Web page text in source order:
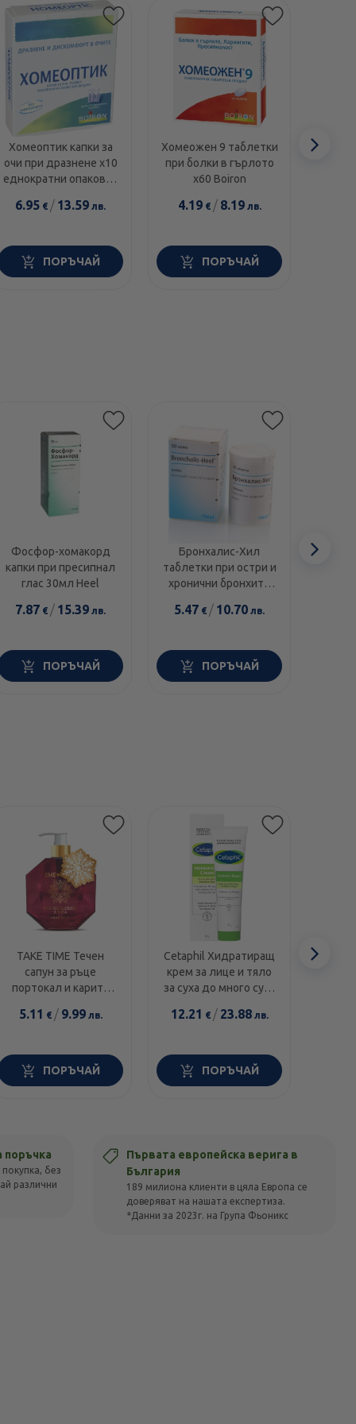
Хомеоптик капки за
очи при дразнене х10
еднократни опаковки
6.95 € / 13.59 лв.
ПОРЪЧАЙ
Хомеожен 9 таблетки
при болки в гърлото
х60 Boiron
4.19€ / 8.19лв.
ПОРЪЧАЙ
Фосфор-хомакорд
капки при пресипнал
глас 30мл Heel
7.87 € / 15.39 лв.
ПОРЪЧАЙ
Бронхалис-Хил
таблетки при остри и
хронични бронхити
5.47 € / 10.70 лв.
ПОРЪЧАЙ
TAKE TIME Течен
сапун за ръце
портокал и карите
5.11 € / 9.99лв.
ПОРЪЧАЙ
Cetaphil Хидратиращ
крем за лице и тяло
за суха до много суха
100г
12.21 € / 23.88лв.
ПОРЪЧАЙ
поръчка
без
различни
Първата европейска верига в
България
189 милиона клиенти в цяла Европа се
доверяват на нашата експертиза.
*Данни за 2023г. на Група Фьоникс